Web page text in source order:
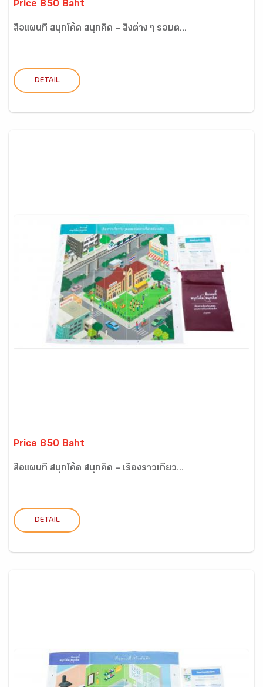
Price 850 Baht
สื่อแผนที่ สนุกโค้ด สนุกคิด – สิ่งต่าง ๆ รอบต...
DETAIL
Price 850 Baht
สื่อแผนที่ สนุกโค้ด สนุกคิด – เรื่องราวเกี่ยว...
DETAIL